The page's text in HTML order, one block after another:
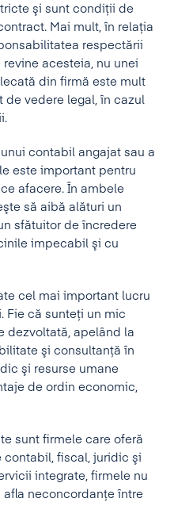
şi sunt condiţii de
Mai mult, în relația
respectării
acesteia, nu unei
din firmă este mult
de vedere legal, în cazul
contabil angajat sau a
este important pentru
afacere. În ambele
să aibă alături un
sfătuitor de încredere
impecabil şi cu
cel mai important lucru
Fie că sunteţi un mic
dezvoltată, apelând la
şi consultanţă în
şi resurse umane
de ordin economic,
sunt firmele care oferă
fiscal, juridic şi
integrate, firmele nu
neconcordanţe între